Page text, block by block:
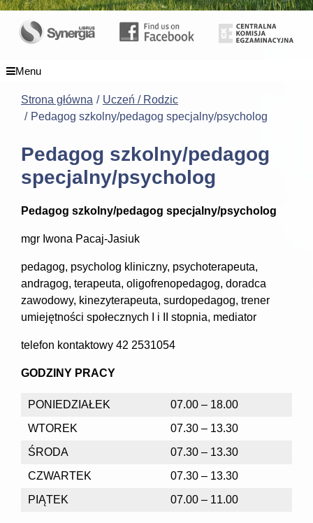
Menu
Strona główna
Uczeń / Rodzic
Pedagog szkolny/pedagog specjalny/psycholog
Pedagog szkolny/pedagog
specjalny/psycholog
Pedagog szkolny/pedagog specjalny/psycholog
mgr Iwona Pacaj-Jasiuk
pedagog, psycholog kliniczny, psychoterapeuta,
andragog, terapeuta, oligofrenopedagog, doradca
zawodowy, kinezyterapeuta, surdopedagog, trener
umiejętności społecznych I i II stopnia, mediator
telefon kontaktowy 42 2531054
GODZINY PRACY
PONIEDZIAŁEK
07.00 – 18.00
WTOREK
07.30 – 13.30
ŚRODA
07.30 – 13.30
CZWARTEK
07.30 – 13.30
PIĄTEK
07.00 – 11.00